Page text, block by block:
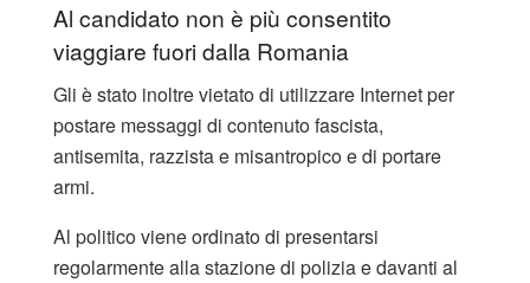
Al candidato non è più consentito
viaggiare fuori dalla Romania
Gli è stato inoltre vietato di utilizzare Internet per
postare messaggi di contenuto fascista,
antisemita, razzista e misantropico e di portare
armi.
Al politico viene ordinato di presentarsi
regolarmente alla stazione di polizia e davanti al